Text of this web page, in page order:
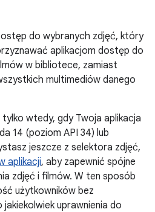
do wybranych zdjęć, który
aplikacjom dostęp do
w bibliotece, zamiast
multimediów danego
wtedy, gdy Twoja aplikacja
14 (poziom API 34) lub
jeszcze z selektora zdjęć,
aplikacji, aby zapewnić spójne
zdjęć i filmów. W ten sposób
użytkowników bez
uprawnienia do